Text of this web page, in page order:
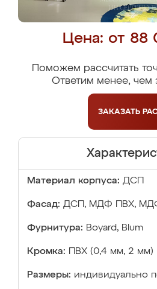
Цена: от 88
Поможем рассчитать
Ответим менее, чем
ЗАКАЗАТЬ
Материал корпуса: ДСП
Фасад: ДСП, МДФ ПВХ, МДФ
Фурнитура: Boyard, Blum
Кромка: ПВХ (0,4 мм, 2 мм)
Размеры: индивидуально